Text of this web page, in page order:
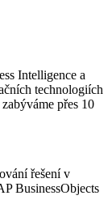
Intelligence a
technologiích
přes 10
řešení v
BusinessObjects